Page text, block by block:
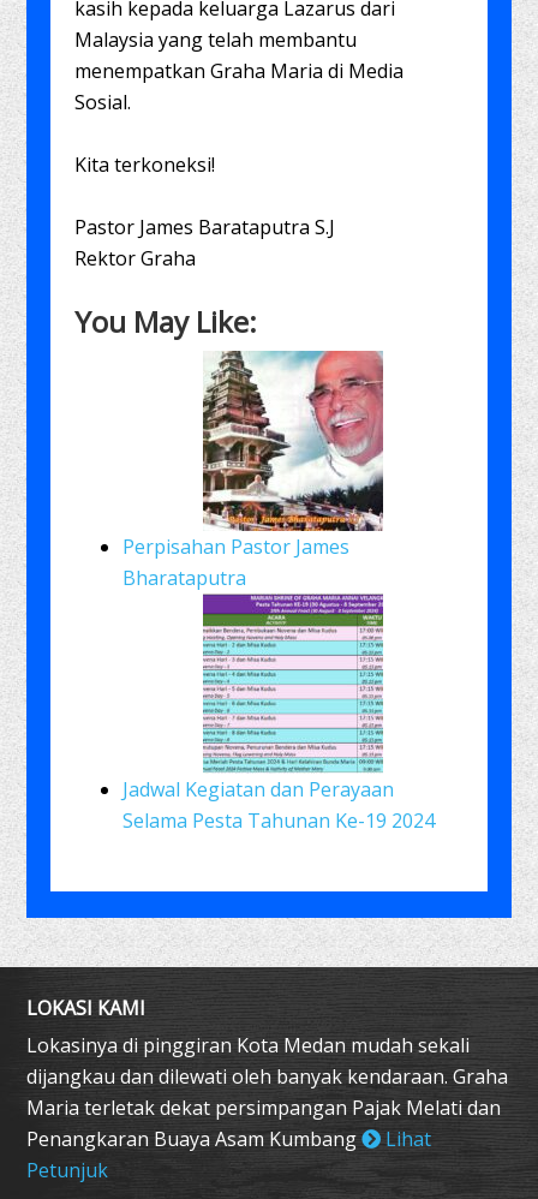
kasih kepada keluarga Lazarus dari
Malaysia yang telah membantu
menempatkan Graha Maria di Media
Sosial.
Kita terkoneksi!
Pastor James Barataputra S.J
Rektor Graha
You May Like:
Perpisahan Pastor James
Bharataputra
Jadwal Kegiatan dan Perayaan
Selama Pesta Tahunan Ke-19 2024
LOKASI KAMI
Lokasinya di pinggiran Kota Medan mudah sekali
dijangkau dan dilewati oleh banyak kendaraan. Graha
Maria terletak dekat persimpangan Pajak Melati dan
Penangkaran Buaya Asam Kumbang
Lihat
Petunjuk